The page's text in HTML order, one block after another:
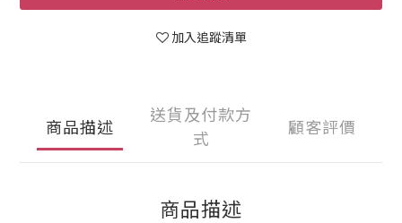
加入追蹤清單
商品描述
送貨及付款方
式
顧客評價
商品描述